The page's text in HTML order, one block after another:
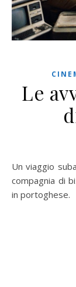
Le
Un viaggio subacqueo alla ricerca dello squalo-giaguaro, in
compagnia di
in portoghese.